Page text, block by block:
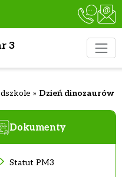
3
» Dzień dinozaurów
Dokumenty
Statut PM3